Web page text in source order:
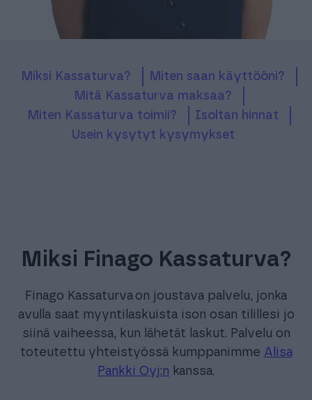
Miksi Kassaturva?
Miten saan käyttööni?
Mitä Kassaturva maksaa?
Miten Kassaturva toimii?
Isoltan hinnat
Usein kysytyt kysymykset
Miksi Finago Kassaturva?
Finago Kassaturva on joustava palvelu, jonka
avulla saat myyntilaskuista ison osan tilillesi jo
siinä vaiheessa, kun lähetät laskut. Palvelu on
toteutettu yhteistyössä kumppanimme Alisa
Pankki Oyj:n kanssa.